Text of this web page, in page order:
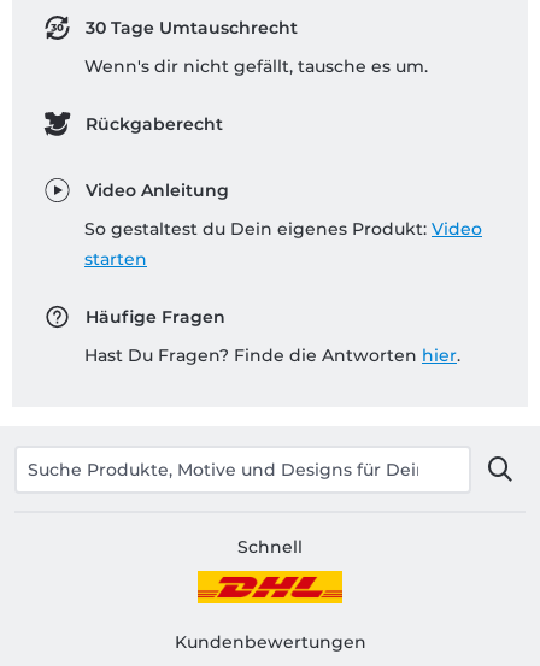
30 Tage Umtauschrecht
Wenn's dir nicht gefällt, tausche es um.
Rückgaberecht
Video Anleitung
So gestaltest du Dein eigenes Produkt: Video
starten
Häufige Fragen
Hast Du Fragen? Finde die Antworten hier.
Schnell
Kundenbewertungen